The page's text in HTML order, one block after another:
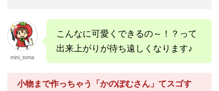
mini_toma
こんなに可愛くできるの～！？って
出来上がりが待ち遠しくなります♪
小物まで作っちゃう「かのぽむさん」てスゴす